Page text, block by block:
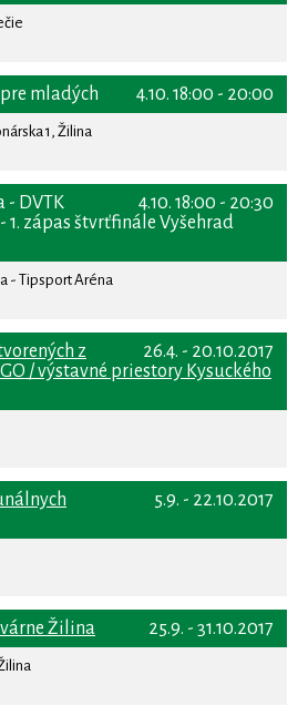
4.10. 18:00 - 20:00
mladých
1, Žilina
4.10. 18:00 - 20:30
- DVTK
1. zápas štvrťfinále Vyšehrad
- Tipsport Aréna
26.4. - 20.10.2017
z
/ výstavné priestory Kysuckého
5.9. - 22.10.2017
25.9. - 31.10.2017
Žilina